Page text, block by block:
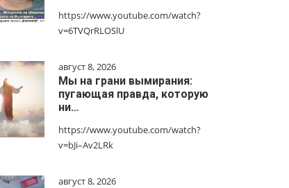
https://www.youtube.com/watch?
v=6TVQrRLOSlU
август 8, 2026
Мы на грани вымирания:
пугающая правда, которую
ни…
https://www.youtube.com/watch?
v=bJi–Av2LRk
август 8, 2026